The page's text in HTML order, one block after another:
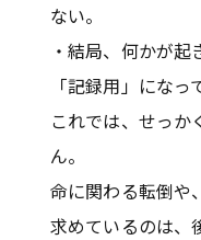
ない。
・結局、何かが
「記録用」になっ
これでは、せっか
ん。
命に関わる転倒や
求めているのは、